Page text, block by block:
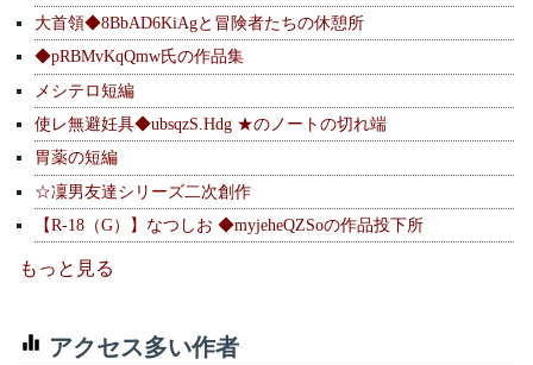
大首領◆8BbAD6KiAgと冒険者たちの休憩所
◆pRBMvKqQmw氏の作品集
メシテロ短編
使レ無避妊具◆ubsqzS.Hdg ★のノートの切れ端
胃薬の短編
☆凜男友達シリーズ二次創作
【R-18（G）】なつしお ◆myjeheQZSoの作品投下所
もっと見る
アクセス多い作者